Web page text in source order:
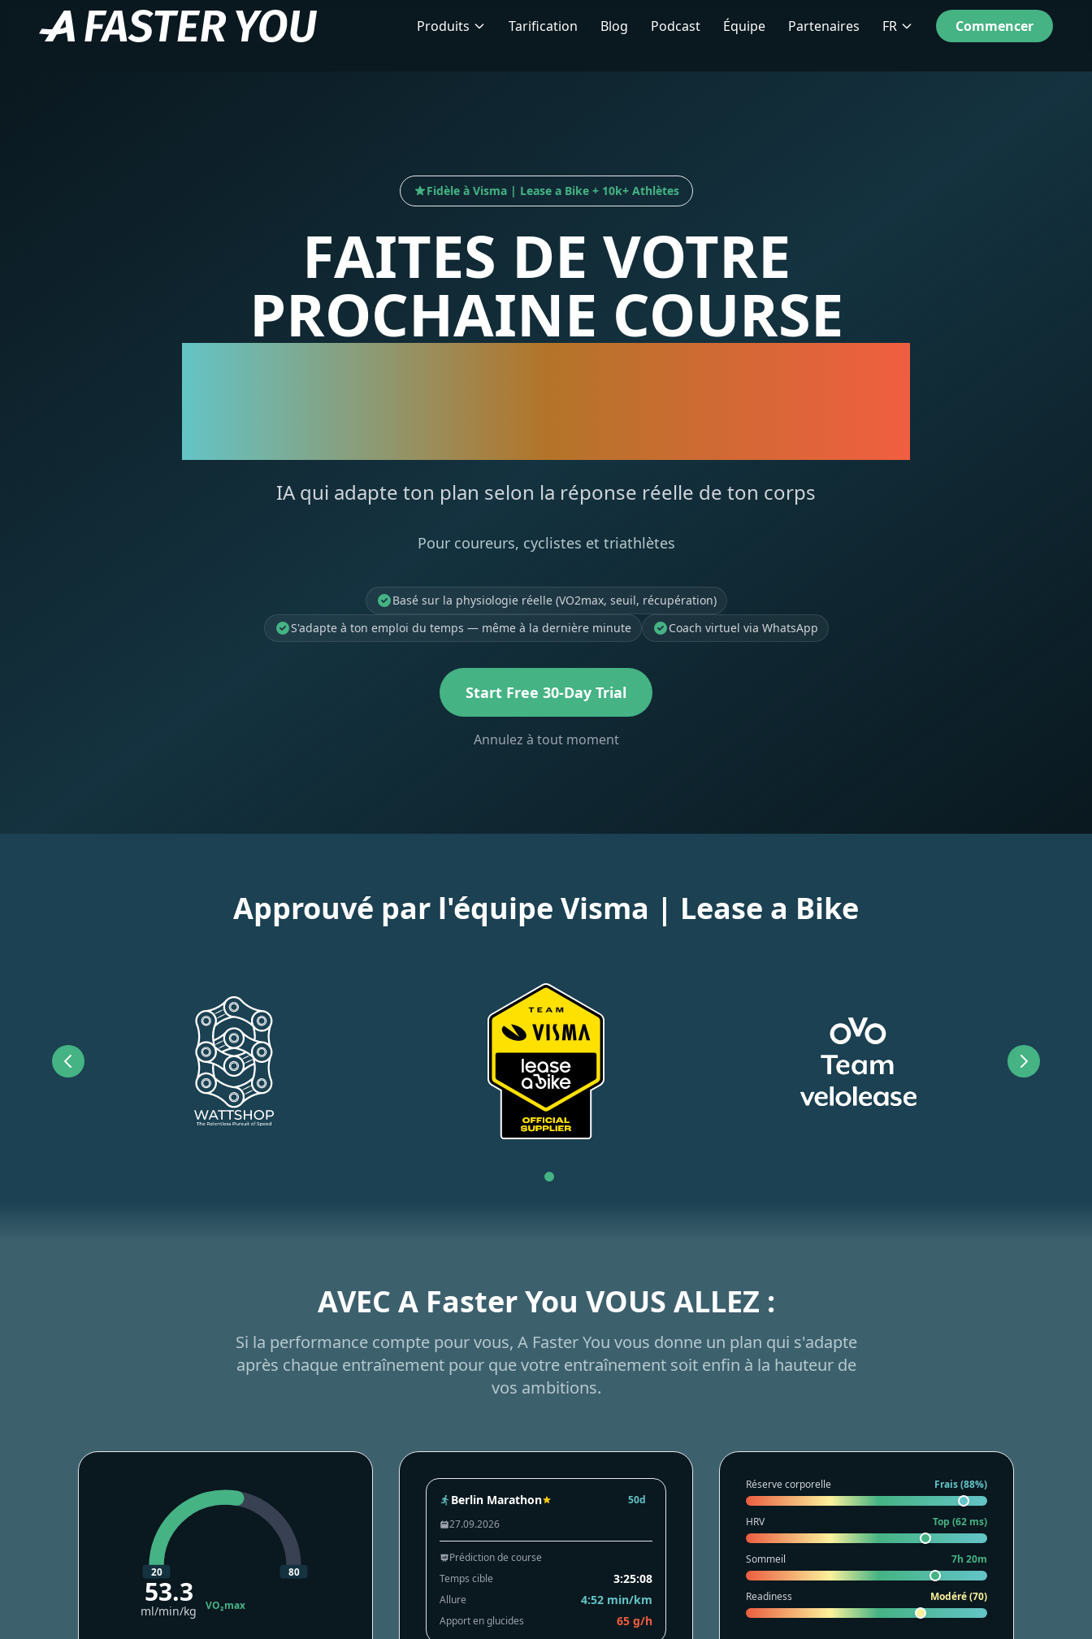
Produits Tarification Blog Podcast Équipe Partenaires FR Commencer
Fidèle à Visma | Lease a Bike + 10k+ Athlètes
FAITES DE VOTRE
PROCHAINE COURSE
IA qui adapte ton plan selon la réponse réelle de ton corps
Pour coureurs, cyclistes et triathlètes
Basé sur la physiologie réelle (VO2max, seuil, récupération)
S'adapte à ton emploi du temps — même à la dernière minute
Coach virtuel via WhatsApp
Start Free 30-Day Trial
Annulez à tout moment
Approuvé par l'équipe Visma | Lease a Bike
AVEC A Faster You VOUS ALLEZ :
Si la performance compte pour vous, A Faster You vous donne un plan qui s'adapte
après chaque entraînement pour que votre entraînement soit enfin à la hauteur de
vos ambitions.
20 80
53.3
ml/min/kg VO₂max
Berlin Marathon
50d
27.09.2026
Prédiction de course
Temps cible
3:25:08
Allure 4:52 min/km
Apport en glucides 65 g/h
Réserve corporelle Frais (88%)
HRV Top (62 ms)
Sommeil 7h 20m
Readiness Modéré (70)